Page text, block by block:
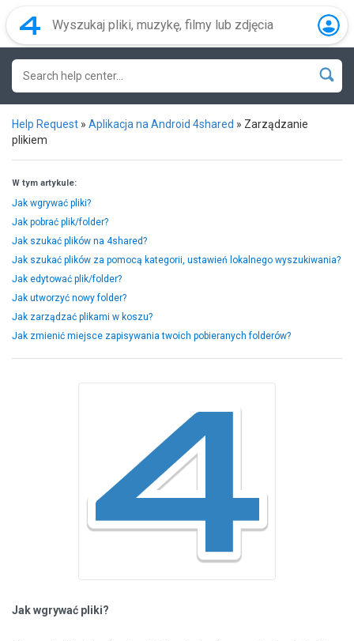
Help Request » Aplikacja na Android 4shared » Zarządzanie
plikiem
W tym artykule:
Jak wgrywać pliki?
Jak pobrać plik/folder?
Jak szukać plików na 4shared?
Jak szukać plików za pomocą kategorii, ustawień lokalnego wyszukiwania?
Jak edytować plik/folder?
Jak utworzyć nowy folder?
Jak zarządzać plikami w koszu?
Jak zmienić miejsce zapisywania twoich pobieranych folderów?
Jak wgrywać pliki?